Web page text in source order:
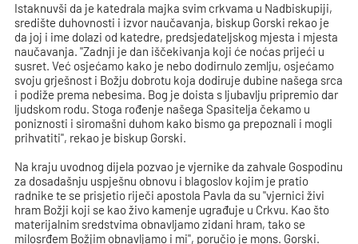
Istaknuvši da je katedrala majka svim crkvama u Nadbiskupiji,
središte duhovnosti i izvor naučavanja, biskup Gorski rekao je
da joj i ime dolazi od katedre, predsjedateljskog mjesta i mjesta
naučavanja. "Zadnji je dan iščekivanja koji će noćas prijeći u
susret. Već osjećamo kako je nebo dodirnulo zemlju, osjećamo
svoju grješnost i Božju dobrotu koja dodiruje dubine našega srca
i podiže prema nebesima. Bog je doista s ljubavlju pripremio dar
ljudskom rodu. Stoga rođenje našega Spasitelja čekamo u
poniznosti i siromašni duhom kako bismo ga prepoznali i mogli
prihvatiti", rekao je biskup Gorski.
Na kraju uvodnog dijela pozvao je vjernike da zahvale Gospodinu
za dosadašnju uspješnu obnovu i blagoslov kojim je pratio
radnike te se prisjetio riječi apostola Pavla da su "vjernici živi
hram Božji koji se kao živo kamenje ugrađuje u Crkvu. Kao što
materijalnim sredstvima obnavljamo zidani hram, tako se
milosrđem Božjim obnavljamo i mi", poručio je mons. Gorski.